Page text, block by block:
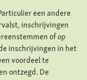
een andere
inschrijvingen
of op
inschrijvingen in het
voordeel te
ontzegd. De